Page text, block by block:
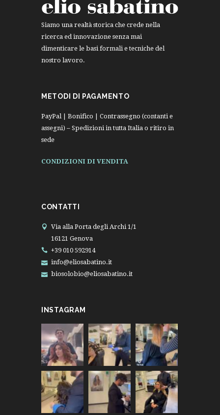
Siamo una realtà storica che crede nella
ricerca ed innovazione senza mai
dimenticare le basi formali e tecniche del
nostro lavoro.
METODI DI PAGAMENTO
PayPal | Bonifico | Contrassegno (contanti e
assegni) – Spedizioni in tutta Italia o ritiro in
sede
CONDIZIONI DI VENDITA
CONTATTI
Via alla Porta degli Archi 1/1
16121 Genova
+39 010 592914
info@eliosabatino.it
biosolobio@eliosabatino.it
INSTAGRAM